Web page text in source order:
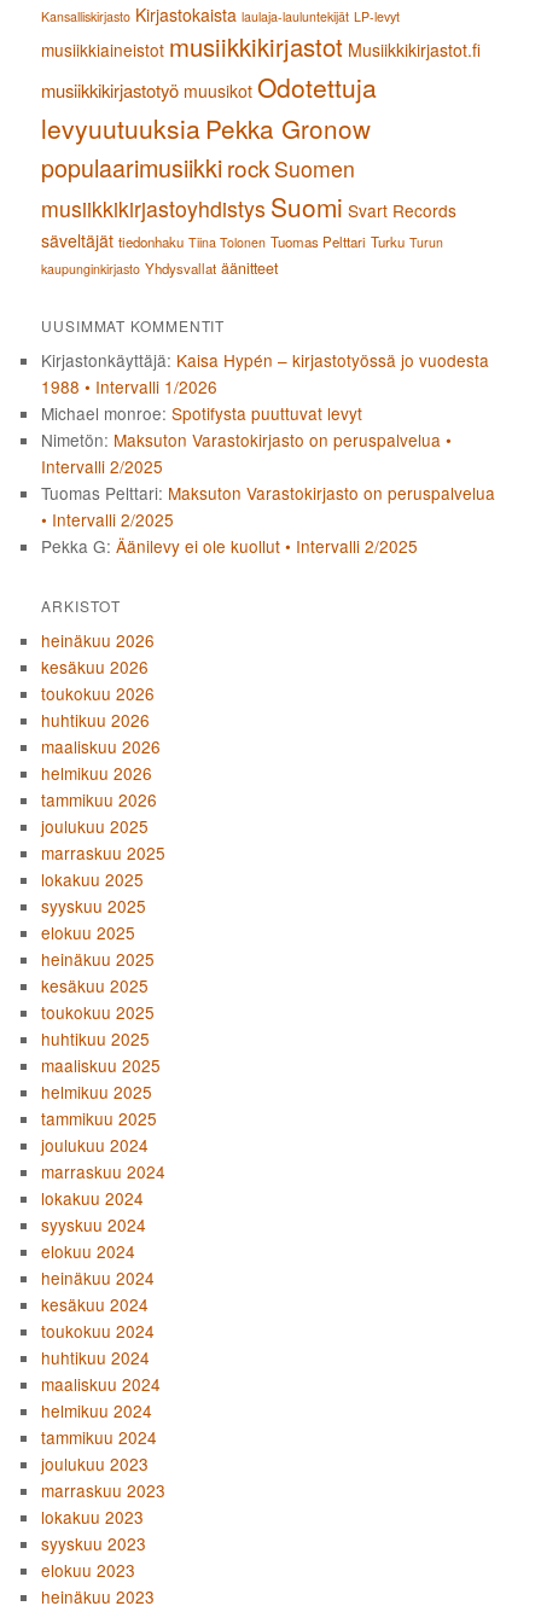
Kansalliskirjasto Kirjastokaista laulaja-lauluntekijät LP-levyt
musiikkiaineistot musiikkikirjastot Musiikkikirjastot.fi
musiikkikirjastotyö muusikot Odotettuja
levyuutuuksiaPekka Gronow
populaarimusiikkirock Suomen
musiikkikirjastoyhdistys Suomi Svart Records
säveltäjät tiedonhaku Tiina Tolonen Tuomas Pelttari Turku Turun
kaupunginkirjasto Yhdysvallat äänitteet
UUSIMMAT KOMMENTIT
Kirjastonkäyttäjä: Kaisa Hypén – kirjastotyössä jo vuodesta
1988 • Intervalli 1/2026
Michael monroe:Spotifysta puuttuvat levyt
Nimetön: Maksuton Varastokirjasto on peruspalvelua •
Intervalli 2/2025
Tuomas Pelttari: Maksuton Varastokirjasto on peruspalvelua
• Intervalli 2/2025
Pekka G:Äänilevy ei ole kuollut • Intervalli 2/2025
ARKISTOT
heinäkuu 2026
kesäkuu 2026
toukokuu 2026
huhtikuu 2026
maaliskuu 2026
helmikuu 2026
tammikuu 2026
joulukuu 2025
marraskuu 2025
lokakuu 2025
syyskuu 2025
elokuu 2025
heinäkuu 2025
kesäkuu 2025
toukokuu 2025
huhtikuu 2025
maaliskuu 2025
helmikuu 2025
tammikuu 2025
joulukuu 2024
marraskuu 2024
lokakuu 2024
syyskuu 2024
elokuu 2024
heinäkuu 2024
kesäkuu 2024
toukokuu 2024
huhtikuu 2024
maaliskuu 2024
helmikuu 2024
tammikuu 2024
joulukuu 2023
marraskuu 2023
lokakuu 2023
syyskuu 2023
elokuu 2023
heinäkuu 2023